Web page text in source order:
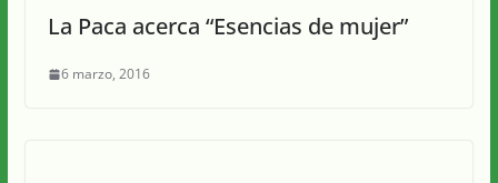
La Paca acerca “Esencias de mujer”
6 marzo, 2016